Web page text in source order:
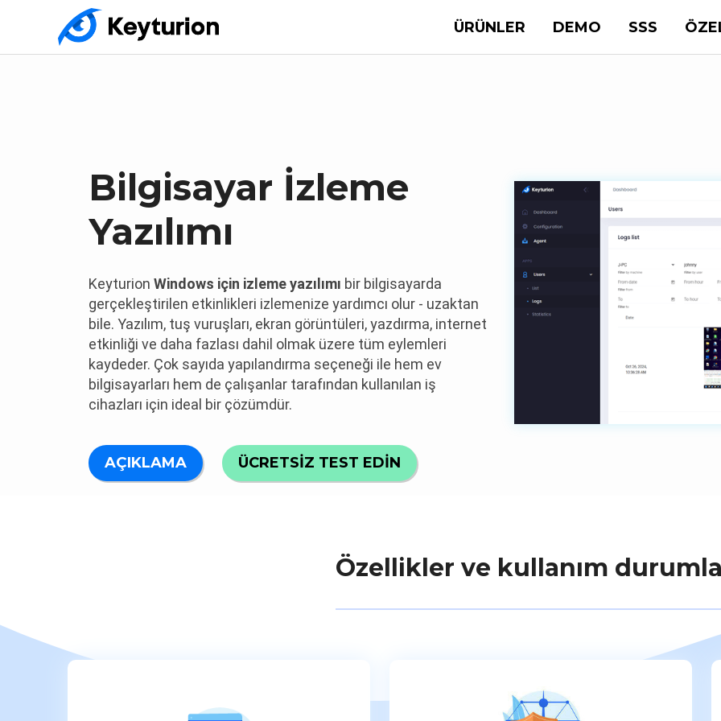
ÜRÜNLER DEMO SSS
Bilgisayar İzleme
Yazılımı
Keyturion Windows için izleme yazılımı bir bilgisayarda
gerçekleştirilen etkinlikleri izlemenize yardımcı olur - uzaktan
bile. Yazılım, tuş vuruşları, ekran görüntüleri, yazdırma, internet
etkinliği ve daha fazlası dahil olmak üzere tüm eylemleri
kaydeder. Çok sayıda yapılandırma seçeneği ile hem ev
bilgisayarları hem de çalışanlar tarafından kullanılan iş
cihazları için ideal bir çözümdür.
AÇIKLAMA ÜCRETSİZ TEST EDİN
Özellikler ve kullanım